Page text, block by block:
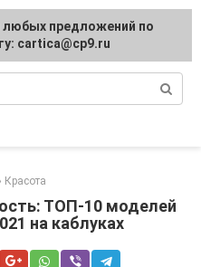
Красота
ТОП-10 моделей
на каблуках
любых предложений по
cartica@cp9.ru